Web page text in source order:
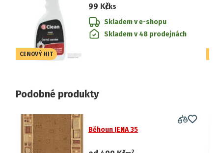
CENOVÝ HIT
99 Kč/ks
Skladem v e-shopu
Skladem v 48 prodejnách
Podobné produkty
Běhoun JENA 35
2